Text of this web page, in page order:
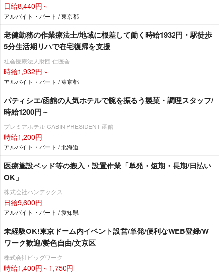
日給8,440円～
アルバイト・パート / 東京都
老健勤務の作業療法士/地域に根差して働く時給1932円・駅徒歩
5分生活期リハで在宅復帰を支援
社会医療法人財団 仁医会
時給1,932円～
アルバイト・パート / 東京都
パティシエ/函館の人気ホテルで腕を振るう製菓・調理スタッフ/
時給1200円～
プレミアホテル-CABIN PRESIDENT-函館
時給1,200円
アルバイト・パート / 北海道
医療施設ベッド等の搬入・設置作業「単発・短期・長期/日払い
OK」
株式会社ハンデックス
日給9,600円
アルバイト・パート / 愛知県
未経験OK!東京ドーム内イベント設営/単発/便利なWEB登録/W
ワーク歓迎/髪色自由/文京区
株式会社ビッグワーク
時給1,400円～1,750円